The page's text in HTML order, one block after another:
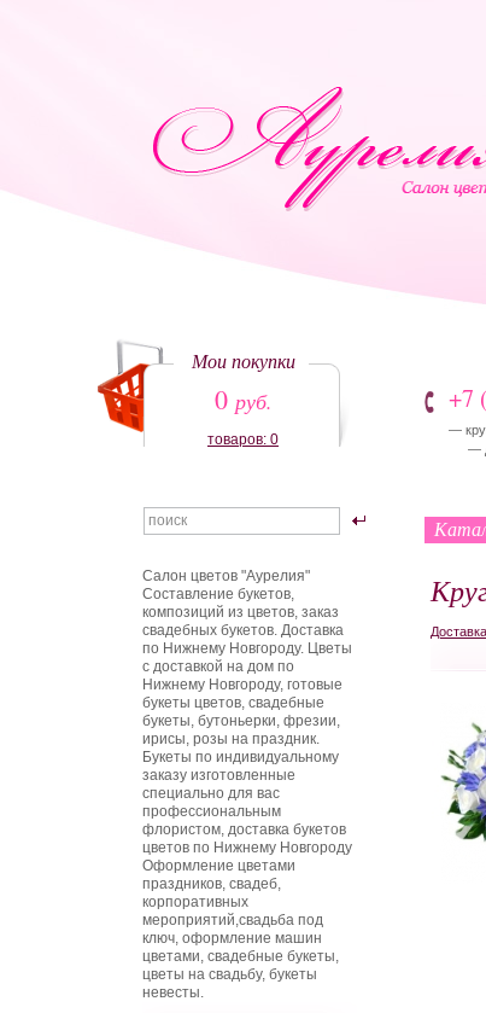
Мои покупки
0 руб.
товаров: 0
+7
—
—
Салон цветов "Аурелия"
Составление букетов,
композиций из цветов, заказ
свадебных букетов. Доставка
по Нижнему Новгороду. Цветы
с доставкой на дом по
Нижнему Новгороду, готовые
букеты цветов, свадебные
букеты, бутоньерки, фрезии,
ирисы, розы на праздник.
Букеты по индивидуальному
заказу изготовленные
специально для вас
профессиональным
флористом, доставка букетов
цветов по Нижнему Новгороду
Оформление цветами
праздников, свадеб,
корпоративных
мероприятий,свадьба под
ключ, оформление машин
цветами, свадебные букеты,
цветы на свадьбу, букеты
невесты.